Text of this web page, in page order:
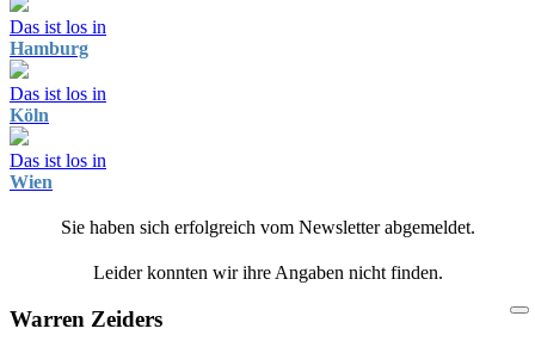
Das ist los in
Hamburg
Das ist los in
Köln
Das ist los in
Wien
Sie haben sich erfolgreich vom Newsletter abgemeldet.
Leider konnten wir ihre Angaben nicht finden.
Warren Zeiders